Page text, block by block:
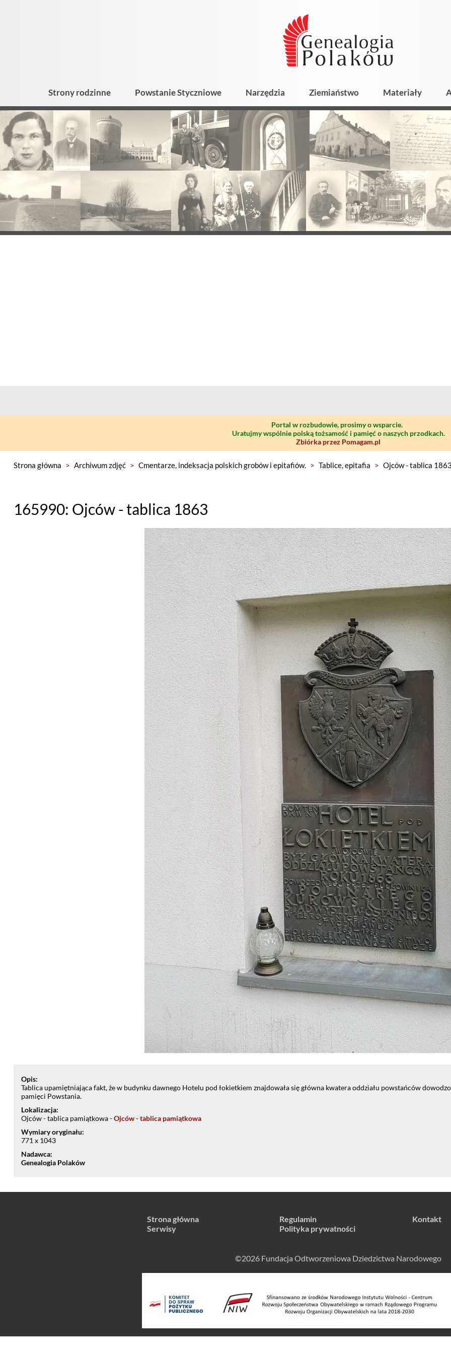
Strony rodzinne Powstanie Styczniowe Narzędzia Ziemiaństwo Materiały
Portal w rozbudowie, prosimy o wsparcie.
Uratujmy wspólnie polską tożsamość i pamięć o naszych przodkach.
Zbiórka przez Pomagam.pl
Strona główna > Archiwum zdjęć > Cmentarze, indeksacja polskich grobów i epitafiów. > Tablice, epitafia > Ojców - tablica
165990: Ojców - tablica 1863
Opis:
Tablica upamiętniająca fakt, że w budynku dawnego Hotelu pod łokietkiem znajdowała się główna kwatera oddziału powstańców
pamięci Powstania.
Lokalizacja:
Ojców - tablica pamiątkowa -Ojców - tablica pamiątkowa
Wymiary oryginału:
771 x 1043
Nadawca:
Genealogia Polaków
Strona główna
Serwisy
Regulamin
Polityka prywatności
Kontakt
©2026 Fundacja Odtworzeniowa Dziedzictwa Narodowego